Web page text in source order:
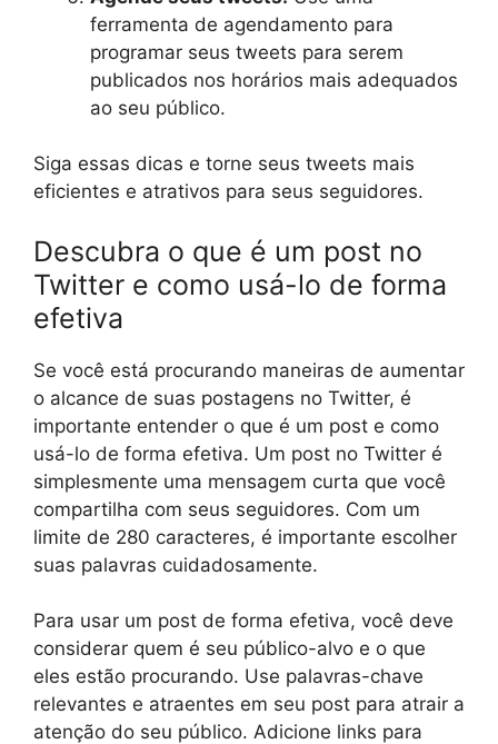
ferramenta de agendamento para
programar seus tweets para serem
publicados nos horários mais adequados
ao seu público.
Siga essas dicas e torne seus tweets mais
eficientes e atrativos para seus seguidores.
Descubra o que é um post no
Twitter e como usá-lo de forma
efetiva
Se você está procurando maneiras de aumentar
o alcance de suas postagens no Twitter, é
importante entender o que é um post e como
usá-lo de forma efetiva. Um post no Twitter é
simplesmente uma mensagem curta que você
compartilha com seus seguidores. Com um
limite de 280 caracteres, é importante escolher
suas palavras cuidadosamente.
Para usar um post de forma efetiva, você deve
considerar quem é seu público-alvo e o que
eles estão procurando. Use palavras-chave
relevantes e atraentes em seu post para atrair a
atenção do seu público. Adicione links para